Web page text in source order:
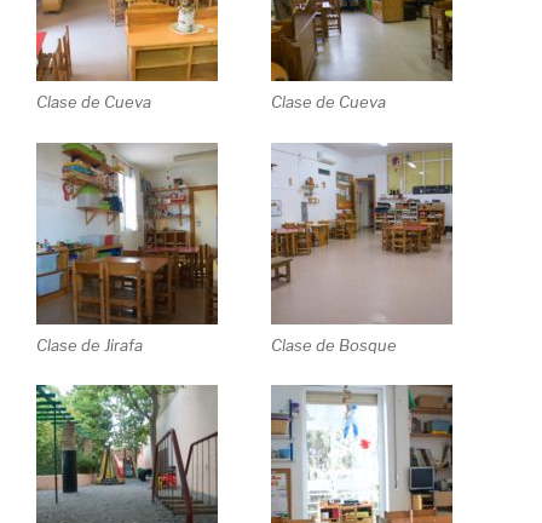
Clase de Cueva Clase de Cueva
Clase de Jirafa Clase de Bosque